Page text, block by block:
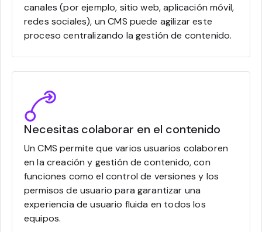
canales (por ejemplo, sitio web, aplicación móvil,
redes sociales), un CMS puede agilizar este
proceso centralizando la gestión de contenido.
Necesitas colaborar en el contenido
Un CMS permite que varios usuarios colaboren
en la creación y gestión de contenido, con
funciones como el control de versiones y los
permisos de usuario para garantizar una
experiencia de usuario fluida en todos los
equipos.